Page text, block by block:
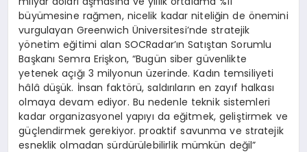
büyümesine rağmen, nicelik kadar niteliğin de önemini
vurgulayan Greenwich Üniversitesi’nde stratejik
yönetim eğitimi alan SOCRadar’ın Satıştan Sorumlu
Başkanı Semra Erişkon, “Bugün siber güvenlikte
yetenek açığı 3 milyonun üzerinde. Kadın temsiliyeti
hâlâ düşük. İnsan faktörü, saldırıların en zayıf halkası
olmaya devam ediyor. Bu nedenle teknik sistemleri
kadar organizasyonel yapıyı da eğitmek, geliştirmek ve
güçlendirmek gerekiyor. proaktif savunma ve stratejik
esneklik olmadan sürdürülebilirlik mümkün değil”